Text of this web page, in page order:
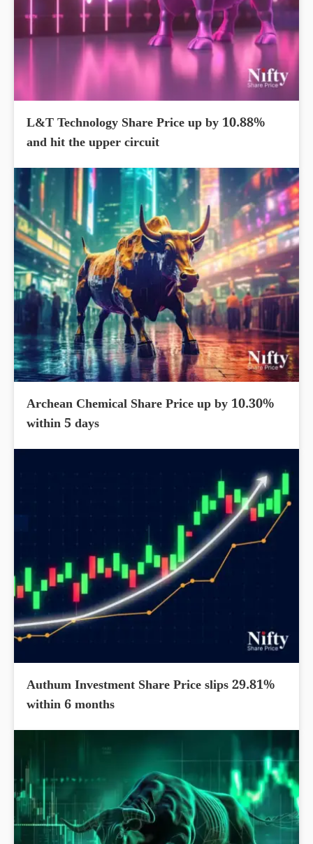
L&T Technology Share Price up by 10.88%
and hit the upper circuit
Archean Chemical Share Price up by 10.30%
within 5 days
Authum Investment Share Price slips 29.81%
within 6 months